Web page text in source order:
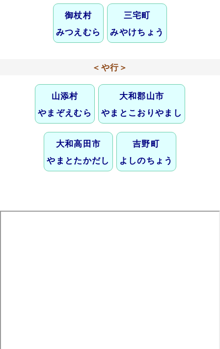
御杖村
みつえむら
三宅町
みやけちょう
＜や行＞
山添村
やまぞえむら
大和郡山市
やまとこおりやまし
大和高田市
やまとたかだし
吉野町
よしのちょう